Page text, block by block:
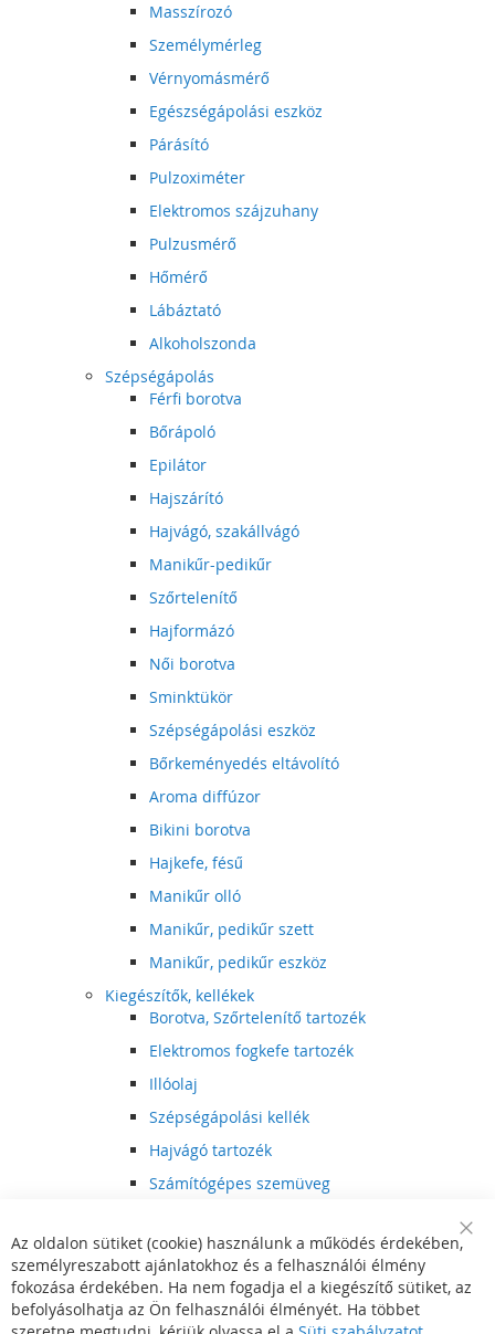
Masszírozó
Személymérleg
Vérnyomásmérő
Egészségápolási eszköz
Párásító
Pulzoximéter
Elektromos szájzuhany
Pulzusmérő
Hőmérő
Lábáztató
Alkoholszonda
Szépségápolás
Férfi borotva
Bőrápoló
Epilátor
Hajszárító
Hajvágó, szakállvágó
Manikűr-pedikűr
Szőrtelenítő
Hajformázó
Női borotva
Sminktükör
Szépségápolási eszköz
Bőrkeményedés eltávolító
Aroma diffúzor
Bikini borotva
Hajkefe, fésű
Manikűr olló
Manikűr, pedikűr szett
Manikűr, pedikűr eszköz
Kiegészítők, kellékek
Borotva, Szőrtelenítő tartozék
Elektromos fogkefe tartozék
Illóolaj
Szépségápolási kellék
Hajvágó tartozék
Számítógépes szemüveg
Hajvágó kiegészítő
Szórakoztató elektronika
Multimédia
DVD, BluRay lejátszó
Bar
Az oldalon sütiket (cookie) használunk a működés érdekében,
személyreszabott ajánlatokhoz és a felhasználói élmény
fokozása érdekében. Ha nem fogadja el a kiegészítő sütiket, az
befolyásolhatja az Ön felhasználói élményét. Ha többet